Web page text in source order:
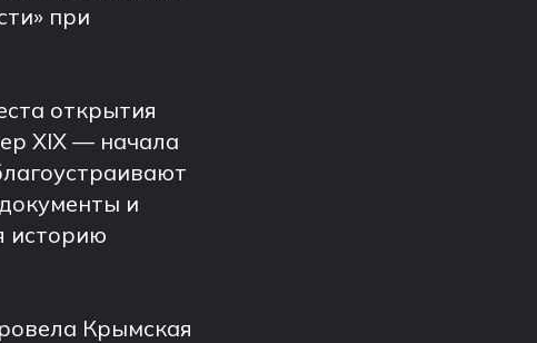
при
открытия
XIX — начала
и
историю
Крымская